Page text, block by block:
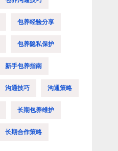
包养经验分享
包养隐私保护
新手包养指南
沟通技巧 沟通策略
长期包养维护
长期合作策略